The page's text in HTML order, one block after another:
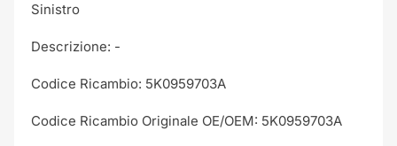
Sinistro
Descrizione: -
Codice Ricambio: 5K0959703A
Codice Ricambio Originale OE/OEM: 5K0959703A